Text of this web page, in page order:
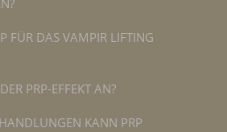
FÜR DAS VAMPIR LIFTING
PRP-EFFEKT AN?
KANN PRP